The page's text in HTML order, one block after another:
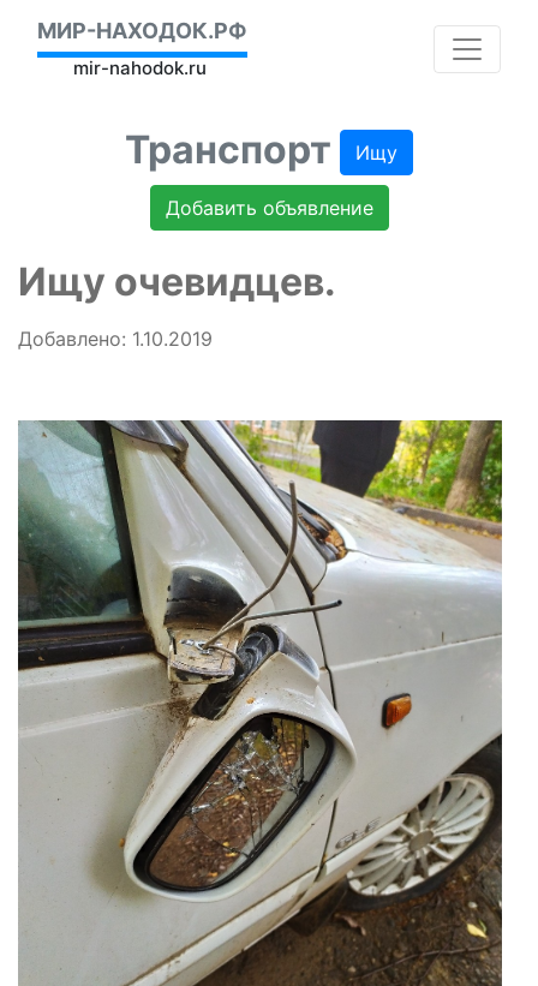
МИР-НАХОДОК.РФ
mir-nahodok.ru
Транспорт Ищу
Добавить объявление
Ищу очевидцев.
Добавлено: 1.10.2019